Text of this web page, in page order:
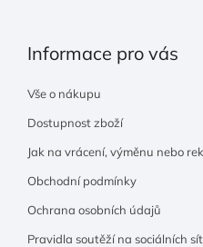
Informace pro vás
Vše o nákupu
Dostupnost zboží
Jak na vrácení, výměnu nebo
Obchodní podmínky
Ochrana osobních údajů
Pravidla soutěží na sociálních